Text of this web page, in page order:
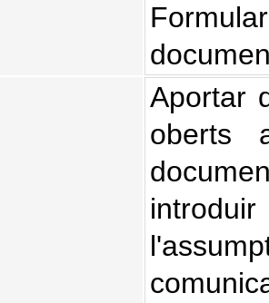
Aportar
oberts